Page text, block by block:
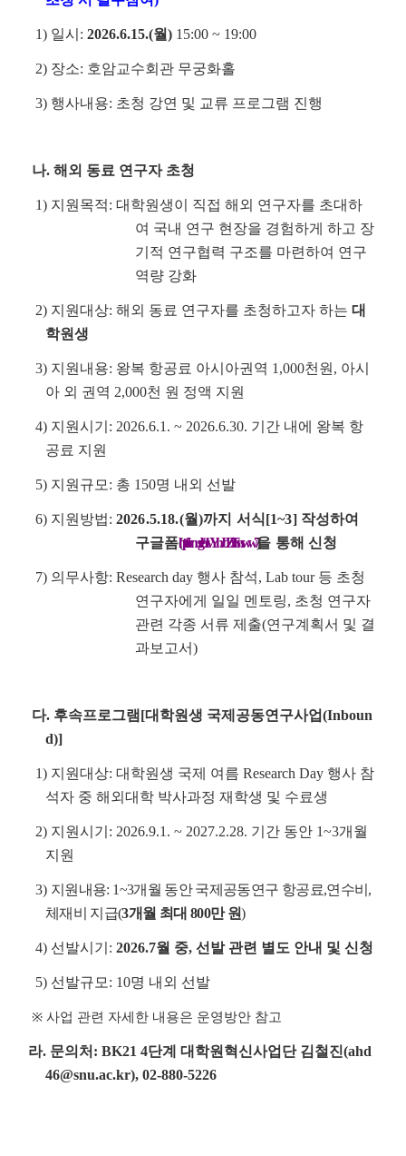
1) 일시: 2026.6.15.(월) 15:00 ~ 19:00
2) 장소: 호암교수회관 무궁화홀
3) 행사내용: 초청 강연 및 교류 프로그램 진행
나. 해외 동료 연구자 초청
1) 지원목적: 대학원생이 직접 해외 연구자를 초대하
여 국내 연구 현장을 경험하게 하고 장
기적 연구협력 구조를 마련하여 연구
역량 강화
2) 지원대상: 해외 동료 연구자를 초청하고자 하는 대
학원생
3) 지원내용: 왕복 항공료 아시아권역 1,000천원, 아시
아 외 권역 2,000천 원 정액 지원
4) 지원시기: 2026.6.1. ~ 2026.6.30. 기간 내에 왕복 항
공료 지원
5) 지원규모: 총 150명 내외 선발
6) 지원방법: 2026.5.18.(월)까지 서식[1~3] 작성하여
구글폼https://forms.gle/b1vYhJdZi3fSnsww7을 통해 신청
7) 의무사항: Research day 행사 참석, Lab tour 등 초청
연구자에게 일일 멘토링, 초청 연구자
관련 각종 서류 제출(연구계획서 및 결
과보고서)
다. 후속프로그램[대학원생 국제공동연구사업(Inboun
d)]
1) 지원대상: 대학원생 국제 여름 Research Day 행사 참
석자 중 해외대학 박사과정 재학생 및 수료생
2) 지원시기: 2026.9.1. ~ 2027.2.28. 기간 동안 1~3개월
지원
3) 지원내용: 1~3개월 동안 국제공동연구 항공료,연수비,
체재비 지급(3개월 최대 800만 원)
4) 선발시기: 2026.7월 중, 선발 관련 별도 안내 및 신청
5) 선발규모: 10명 내외 선발
※ 사업 관련 자세한 내용은 운영방안 참고
라. 문의처: BK21 4단계 대학원혁신사업단 김철진(ahd
46@snu.ac.kr), 02-880-5226